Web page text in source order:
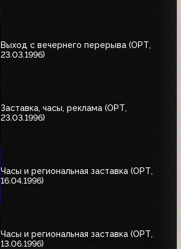
Выход с вечернего перерыва (ОРТ,
23.03.1996)
Заставка, часы, реклама (ОРТ,
23.03.1996)
Часы и региональная заставка (ОРТ,
16.04.1996)
Часы и региональная заставка (ОРТ,
13.06.1996)